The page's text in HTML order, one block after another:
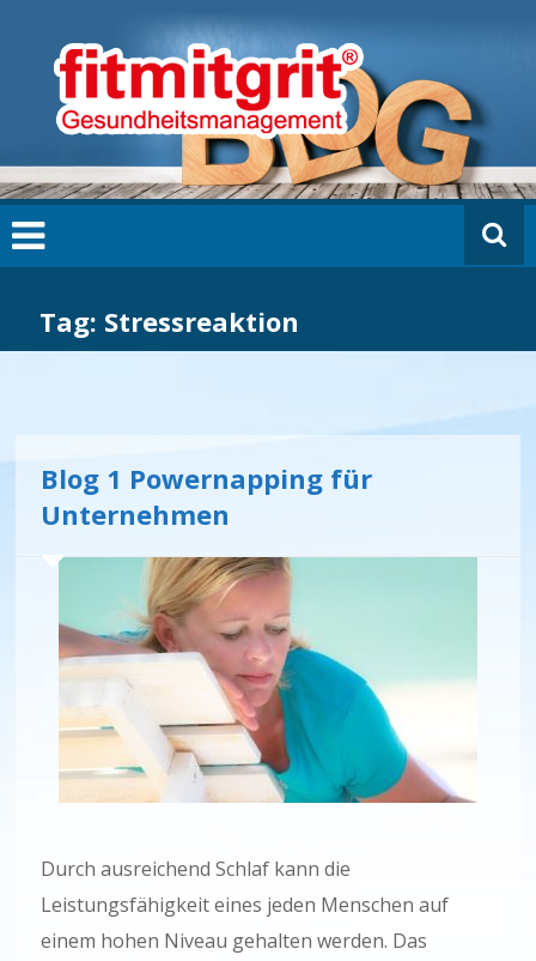
springen
fi
m
it
g
ri
t
L
Tag: Stressreaktion
Blog 1 Powernapping für
Unternehmen
Durch ausreichend Schlaf kann die
Leistungsfähigkeit eines jeden Menschen auf
einem hohen Niveau gehalten werden. Das